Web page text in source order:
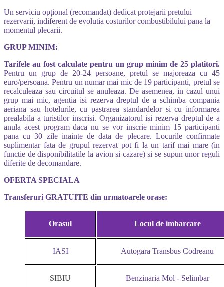
Un serviciu opțional (recomandat) dedicat protejarii pretului
rezervarii, indiferent de evolutia costurilor combustibilului pana la
momentul plecarii.
GRUP MINIM:
Tarifele au fost calculate pentru un grup minim de 25 platitori.
Pentru un grup de 20-24 persoane, pretul se majoreaza cu 45
euro/persoana. Pentru un numar mai mic de 19 participanti, pretul se
recalculeaza sau circuitul se anuleaza. De asemenea, in cazul unui
grup mai mic, agentia isi rezerva dreptul de a schimba compania
aeriana sau hotelurile, cu pastrarea standardelor si cu informarea
prealabila a turistilor inscrisi. Organizatorul isi rezerva dreptul de a
anula acest program daca nu se vor inscrie minim 15 participanti
pana cu 30 zile inainte de data de plecare. Locurile confirmate
suplimentar fata de grupul rezervat pot fi la un tarif mai mare (in
functie de disponibilitatile la avion si cazare) si se supun unor reguli
diferite de decomandare.
OFERTA SPECIALA
Transferuri GRATUITE din urmatoarele orase:
Orasul Locul de imbarcare
IASI Autogara Transbus Codreanu
SIBIU Benzinaria Mol - Selimbar